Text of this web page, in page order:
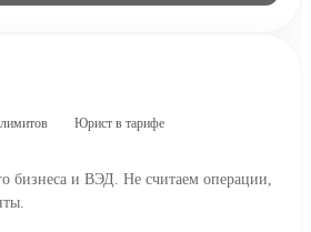
Юрист в тарифе
бизнеса и ВЭД. Не считаем операции,